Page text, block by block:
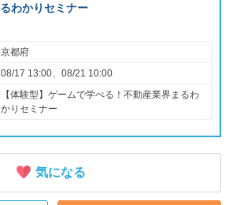
るわかりセミナー
京都府
08/17 13:00、08/21 10:00
【体験型】ゲームで学べる！不動産業界まるわ
かりセミナー
気になる